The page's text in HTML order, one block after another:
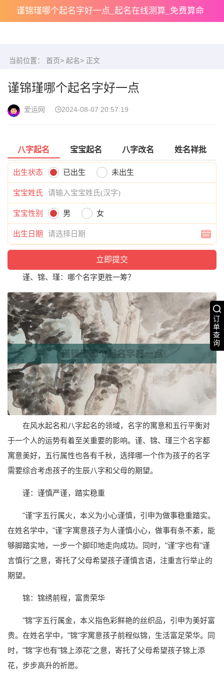
谨锦瑾哪个起名字好一点_起名在线测算_免费算命
订
单
查
询
当前位置： 首页> 起名> 正文
谨锦瑾哪个起名字好一点
爱运网 2024-08-07 20:57:19
八字起名 宝宝起名 八字改名 姓名祥批
出生状态 已出生 未出生
宝宝姓氏
宝宝性别 男 女
出生日期
谨、锦、瑾：哪个名字更胜一筹？
在风水起名和八字起名的领域，名字的寓意和五行平衡对
于一个人的运势有着至关重要的影响。谨、锦、瑾三个名字都
寓意美好，五行属性也各有千秋，选择哪一个作为孩子的名字
需要综合考虑孩子的生辰八字和父母的期望。
谨：谨慎严谨，踏实稳重
"谨"字五行属火，本义为小心谨慎，引申为做事稳重踏实。
在姓名学中，"谨"字寓意孩子为人谨慎小心，做事有条不紊，能
够脚踏实地，一步一个脚印地走向成功。同时，"谨"字也有"谨
言慎行"之意，寄托了父母希望孩子谨慎言语，注重言行举止的
期望。
锦：锦绣前程，富贵荣华
"锦"字五行属金，本义指色彩鲜艳的丝织品，引申为美好富
贵。在姓名学中，"锦"字寓意孩子前程似锦，生活富足荣华。同
时，"锦"字也有"锦上添花"之意，寄托了父母希望孩子锦上添
花，步步高升的祈愿。